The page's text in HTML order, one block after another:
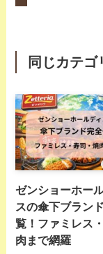
同じカテゴ
ゼンショーホー
スの傘下ブラン
覧！ファミレス
肉まで網羅